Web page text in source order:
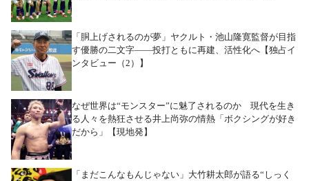
「胴上げされるのが夢」ヤクルト・池山隆寛監督が目指
す優勝の二文字――投打ともに再建、活性化へ【独占イ
ンタビュー（2）】
なぜ世界は“モンスター”に魅了されるのか 現代を生き
る人々を熱狂させる井上尚弥の情熱「ボクシングが好き
だから」【現地発】
「まだこんなもんじゃない」大竹耕太郎が語る“しっく